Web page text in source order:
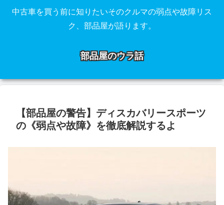
中古車を買う前に知りたいそのクルマの弱点や故障リス
ク、部品屋が語ります。
部品屋のウラ話
【部品屋の警告】ディスカバリースポーツ
の《弱点や故障》を徹底解説するよ